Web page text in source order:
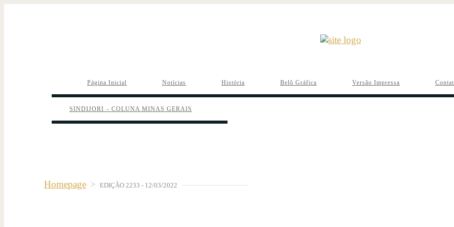
Página Inicial Notícias História Belô Gráfica Versão Impressa
SINDIJORI – COLUNA MINAS GERAIS
Homepage > EDIÇÃO 2233 - 12/03/2022